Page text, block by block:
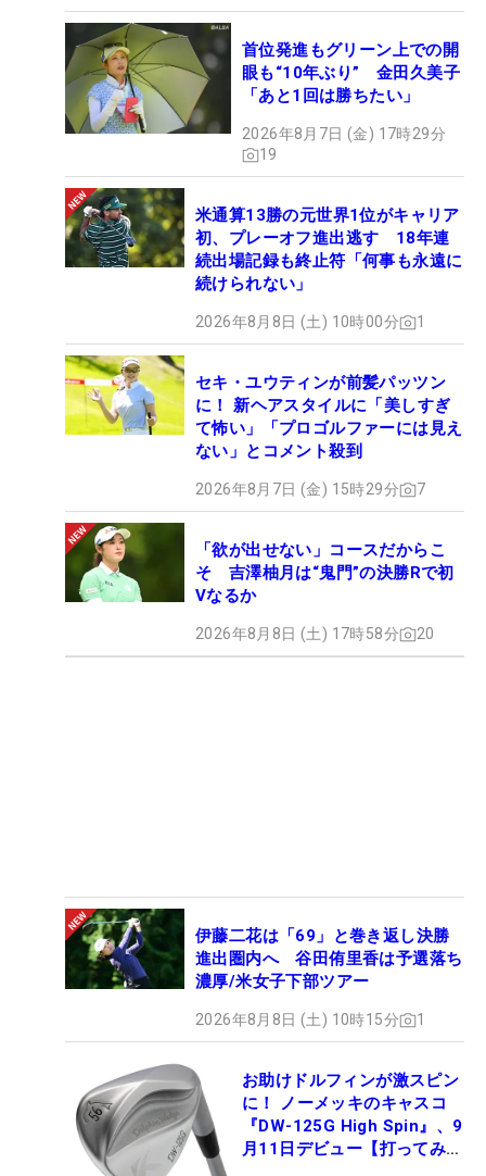
首位発進もグリーン上での開
眼も“10年ぶり” 金田久美子
「あと1回は勝ちたい」
2026年8月7日 (金) 17時29分
19
米通算13勝の元世界1位がキャリア
初、プレーオフ進出逃す 18年連
続出場記録も終止符「何事も永遠に
続けられない」
2026年8月8日 (土) 10時00分 1
セキ・ユウティンが前髪パッツン
に！ 新ヘアスタイルに「美しすぎ
て怖い」「プロゴルファーには見え
ない」とコメント殺到
2026年8月7日 (金) 15時29分 7
「欲が出せない」コースだからこ
そ 吉澤柚月は“鬼門”の決勝Rで初
Vなるか
2026年8月8日 (土) 17時58分 20
伊藤二花は「69」と巻き返し決勝
進出圏内へ 谷田侑里香は予選落ち
濃厚/米女子下部ツアー
2026年8月8日 (土) 10時15分 1
お助けドルフィンが激スピン
に！ ノーメッキのキャスコ
『DW-125G High Spin』、9
月11日デビュー【打ってみ